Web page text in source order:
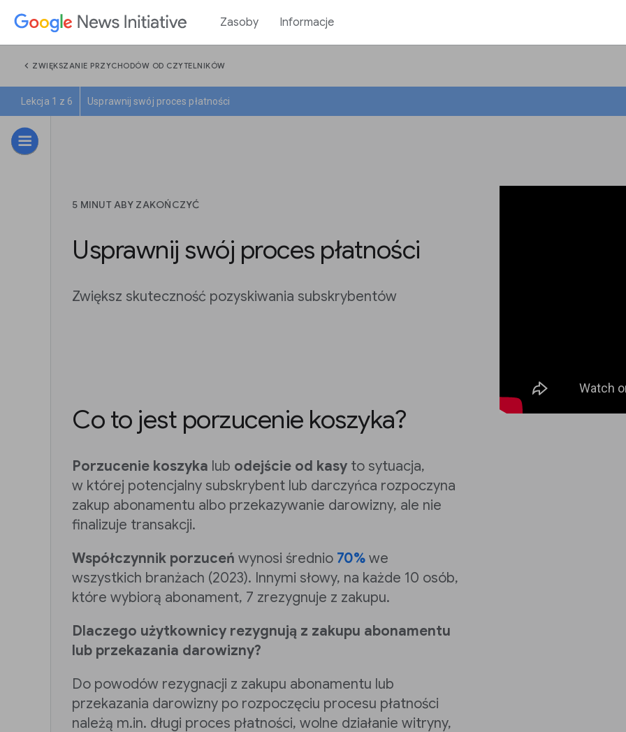
Zasoby Informacje
chevron_left ZWIĘKSZANIE PRZYCHODÓW OD CZYTELNIKÓW
Lekcja 1 z 6 Usprawnij swój proces płatności
5 MINUT ABY ZAKOŃCZYĆ
Usprawnij swój proces płatności
Zwiększ skuteczność pozyskiwania subskrybentów
Co to jest porzucenie koszyka?
Porzucenie koszyka lub odejście od kasy to sytuacja,
w której potencjalny subskrybent lub darczyńca rozpoczyna
zakup abonamentu albo przekazywanie darowizny, ale nie
finalizuje transakcji.
Współczynnik porzuceń wynosi średnio 70% we
wszystkich branżach (2023). Innymi słowy, na każde 10 osób,
które wybiorą abonament, 7 zrezygnuje z zakupu.
Dlaczego użytkownicy rezygnują z zakupu abonamentu
lub przekazania darowizny?
Do powodów rezygnacji z zakupu abonamentu lub
przekazania darowizny po rozpoczęciu procesu płatności
należą m.in. długi proces płatności, wolne działanie witryny,